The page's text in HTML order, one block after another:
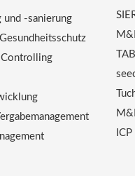
und -sanierung
Controlling